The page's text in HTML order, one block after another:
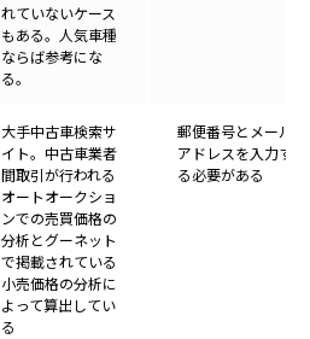
れていないケース
もある。人気車種
ならば参考にな
る。
大手中古車検索サ
イト。中古車業者
間取引が行われる
オートオークショ
ンでの売買価格の
分析とグーネット
で掲載されている
小売価格の分析に
よって算出してい
る
郵便番号とメール
アドレスを入力す
る必要がある